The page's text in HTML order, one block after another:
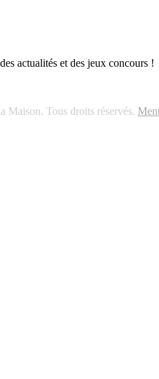
actualités et des jeux concours !
Tous droits réservés.